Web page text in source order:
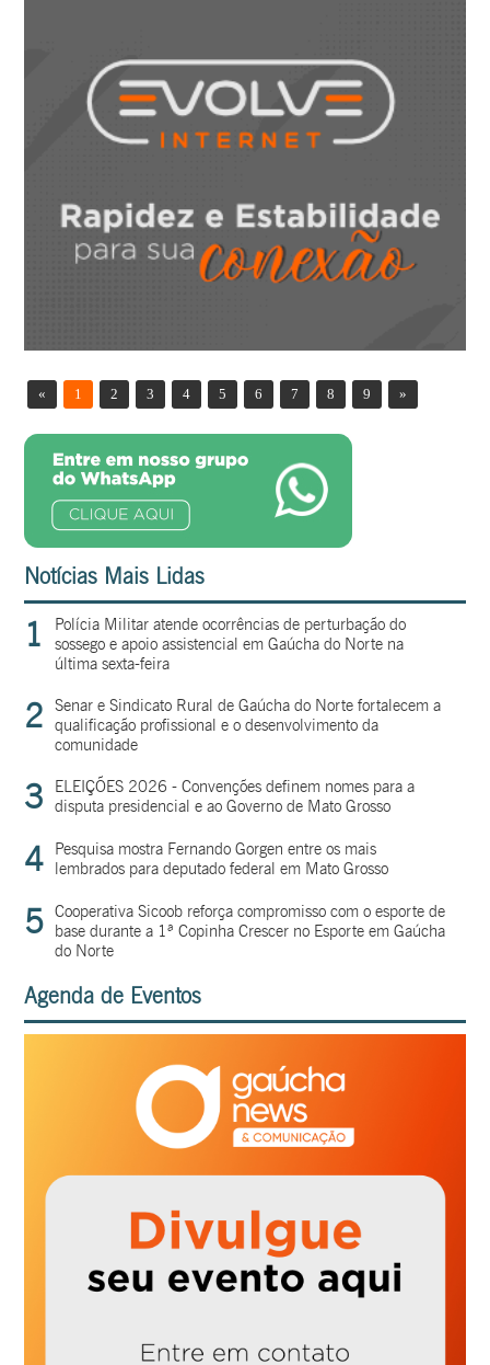
« 1 2 3 4 5 6 7 8 9 »
Notícias Mais Lidas
1
Polícia Militar atende ocorrências de perturbação do
sossego e apoio assistencial em Gaúcha do Norte na
última sexta-feira
2
Senar e Sindicato Rural de Gaúcha do Norte fortalecem a
qualificação profissional e o desenvolvimento da
comunidade
3
ELEIÇÕES 2026 - Convenções definem nomes para a
disputa presidencial e ao Governo de Mato Grosso
4
Pesquisa mostra Fernando Gorgen entre os mais
lembrados para deputado federal em Mato Grosso
5 Cooperativa Sicoob reforça compromisso com o esporte de
base durante a 1ª Copinha Crescer no Esporte em Gaúcha
do Norte
Agenda de Eventos